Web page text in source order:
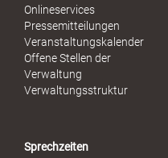
Onlineservices
Pressemitteilungen
Veranstaltungskalender
Offene Stellen der
Verwaltung
Verwaltungsstruktur
Sprechzeiten